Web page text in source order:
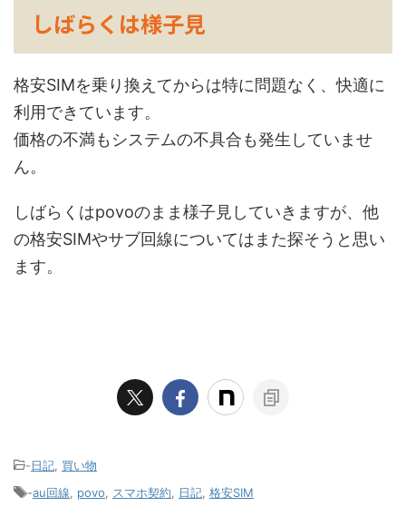
しばらくは様子見
格安SIMを乗り換えてからは特に問題なく、快適に
利用できています。
価格の不満もシステムの不具合も発生していませ
ん。
しばらくはpovoのまま様子見していきますが、他
の格安SIMやサブ回線についてはまた探そうと思い
ます。
-日記 買い物
-au回線 povo スマホ契約 日記 格安SIM